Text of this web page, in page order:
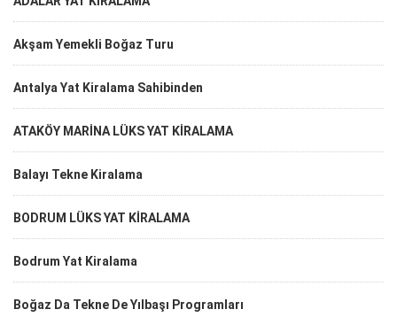
Akşam Yemekli Boğaz Turu
Antalya Yat Kiralama Sahibinden
ATAKÖY MARİNA LÜKS YAT KİRALAMA
Balayı Tekne Kiralama
BODRUM LÜKS YAT KİRALAMA
Bodrum Yat Kiralama
Boğaz Da Tekne De Yılbaşı Programları